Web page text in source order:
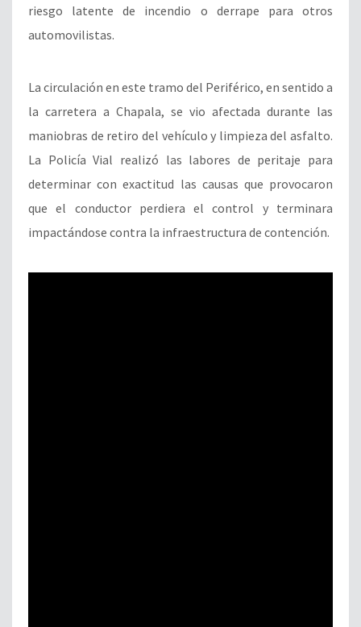
riesgo latente de incendio o derrape para otros
automovilistas.
La circulación en este tramo del Periférico, en sentido a
la carretera a Chapala, se vio afectada durante las
maniobras de retiro del vehículo y limpieza del asfalto.
La Policía Vial realizó las labores de peritaje para
determinar con exactitud las causas que provocaron
que el conductor perdiera el control y terminara
impactándose contra la infraestructura de contención.